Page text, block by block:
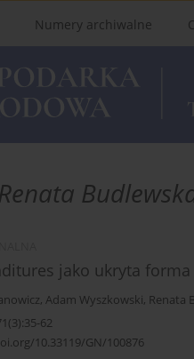
Numery archiwalne
Renata
jako ukryta
, Adam Wyszkowski, Renata
62
10.33119/GN/100876